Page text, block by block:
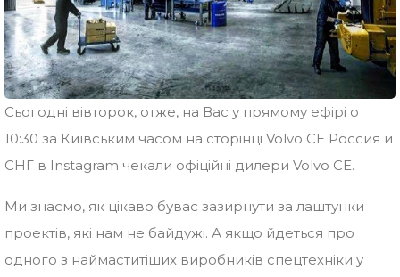
Сьогодні вівторок, отже, на Вас у прямому ефірі о
10:30 за Київським часом на сторінці Volvo CE Россия и
СНГ в Instagram чекали офіційні дилери Volvo CE.
Ми знаємо, як цікаво буває зазирнути за лаштунки
проектів, які нам не байдужі. А якщо йдеться про
одного з наймаститіших виробників спецтехніки у